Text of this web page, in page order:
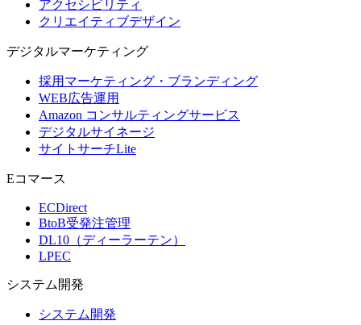
アクセシビリティ
クリエイティブデザイン
デジタルマーケティング
採用マーケティング・ブランディング
WEB広告運用
Amazon コンサルティングサービス
デジタルサイネージ
サイトサーチLite
Eコマース
ECDirect
BtoB受発注管理
DL10（ディーラーテン）
LPEC
システム 開発
システム開発